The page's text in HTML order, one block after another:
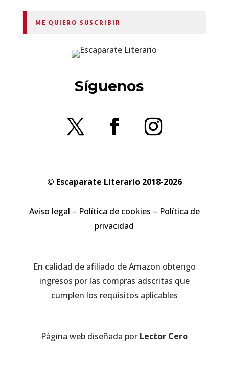
ME QUIERO SUSCRIBIR
Síguenos
© Escaparate Literario 2018-2026
Aviso legal – Política de cookies – Política de
privacidad
En calidad de afiliado de Amazon obtengo
ingresos por las compras adscritas que
cumplen los requisitos aplicables
Página web diseñada por Lector Cero